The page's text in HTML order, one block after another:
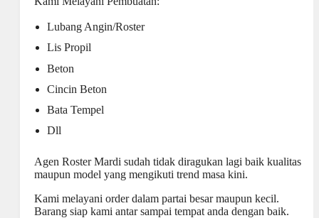
Lubang Angin/Roster
Lis Propil
Beton
Cincin Beton
Bata Tempel
Dll
Agen Roster Mardi sudah tidak diragukan lagi baik kualitas
maupun model yang mengikuti trend masa kini.
Kami melayani order dalam partai besar maupun kecil.
Barang siap kami antar sampai tempat anda dengan baik.